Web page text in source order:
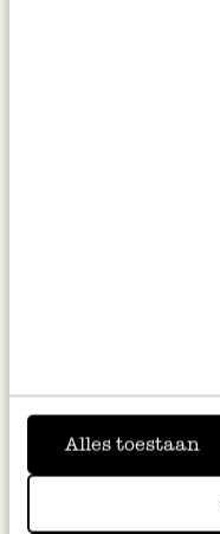
Alles toestaan
Kräuter-Ei, rostfreier Stahl,